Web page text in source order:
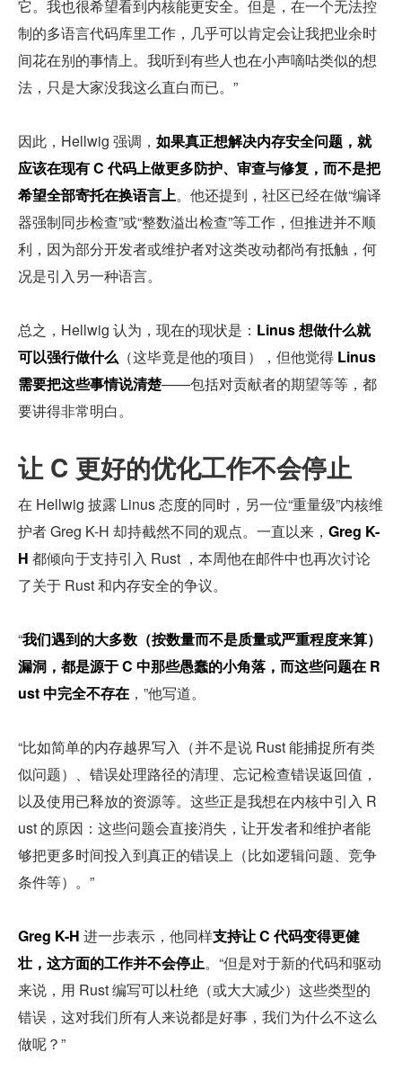
它。我也很希望看到内核能更安全。但是，在一个无法控
制的多语言代码库里工作，几乎可以肯定会让我把业余时
间花在别的事情上。我听到有些人也在小声嘀咕类似的想
法，只是大家没我这么直白而已。”
因此，Hellwig 强调， 如果真正想解决内存安全问题，就
应该在现有 C 代码上做更多防护、审查与修复，而不是把
希望全部寄托在换语言上。他还提到，社区已经在做“编译
器强制同步检查”或“整数溢出检查”等工作，但推进并不顺
利，因为部分开发者或维护者对这类改动都尚有抵触，何
况是引入另一种语言。
总之，Hellwig 认为，现在的现状是： Linus 想做什么就
可以强行做什么 （这毕竟是他的项目），但他觉得 Linus
需要把这些事情说清楚——包括对贡献者的期望等等，都
要讲得非常明白。
让 C 更好的优化工作不会停止
在 Hellwig 披露 Linus 态度的同时，另一位“重量级”内核维
护者 Greg K-H 却持截然不同的观点。一直以来， Greg K-
H 都倾向于支持引入 Rust ，本周他在邮件中也再次讨论
了关于 Rust 和内存安全的争议。
“我们遇到的大多数（按数量而不是质量或严重程度来算）
漏洞，都是源于 C 中那些愚蠢的小角落，而这些问题在 R
ust 中完全不存在 ，”他写道。
“比如简单的内存越界写入（并不是说 Rust 能捕捉所有类
似问题）、错误处理路径的清理、忘记检查错误返回值，
以及使用已释放的资源等。这些正是我想在内核中引入 R
ust 的原因：这些问题会直接消失，让开发者和维护者能
够把更多时间投入到真正的错误上（比如逻辑问题、竞争
条件等）。”
Greg K-H 进一步表示，他同样支持让 C 代码变得更健
壮，这方面的工作并不会停止。“但是对于新的代码和驱动
来说，用 Rust 编写可以杜绝（或大大减少）这些类型的
错误，这对我们所有人来说都是好事，我们为什么不这么
做呢？”